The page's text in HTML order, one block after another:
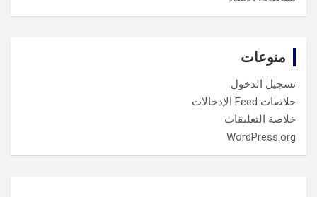
منوعات
تسجيل الدخول
خلاصات Feed الإدخالات
خلاصة التعليقات
WordPress.org